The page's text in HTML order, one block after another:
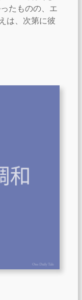
たものの、エ
は、次第に彼